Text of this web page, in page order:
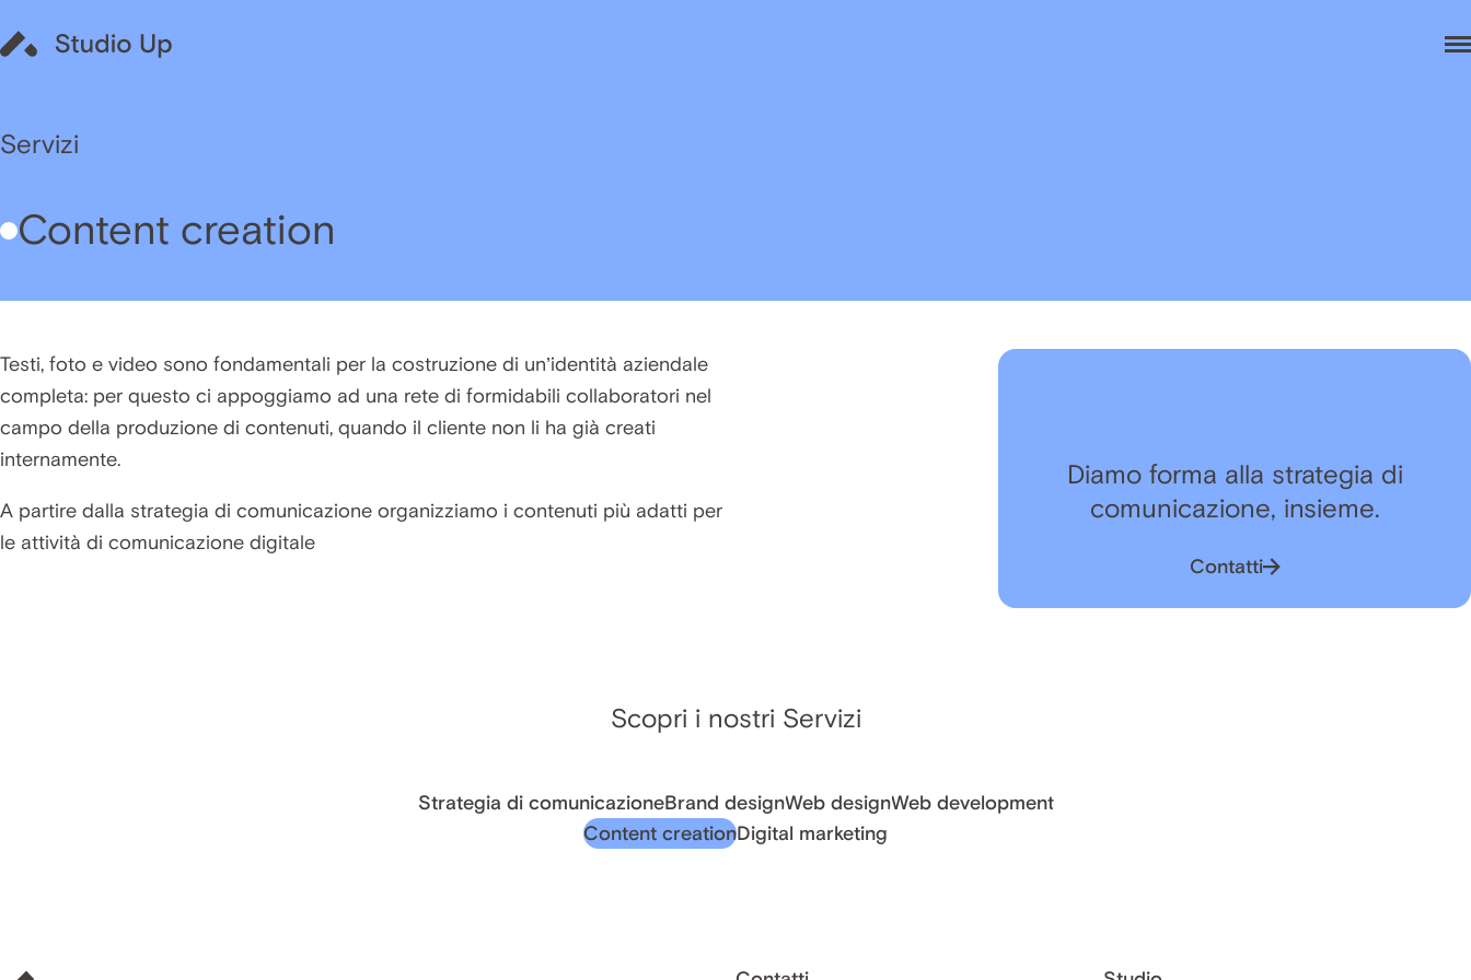
Servizi
Content creation
Testi, foto e video sono fondamentali per la costruzione di un’identità aziendale
completa: per questo ci appoggiamo ad una rete di formidabili collaboratori nel
campo della produzione di contenuti, quando il cliente non li ha già creati
internamente.
A partire dalla strategia di comunicazione organizziamo i contenuti più adatti per
le attività di comunicazione digitale
Diamo forma alla strategia di
comunicazione, insieme.
Contatti
Scopri i nostri Servizi
Strategia di comunicazioneBrand designWeb designWeb development
Content creationDigital marketing